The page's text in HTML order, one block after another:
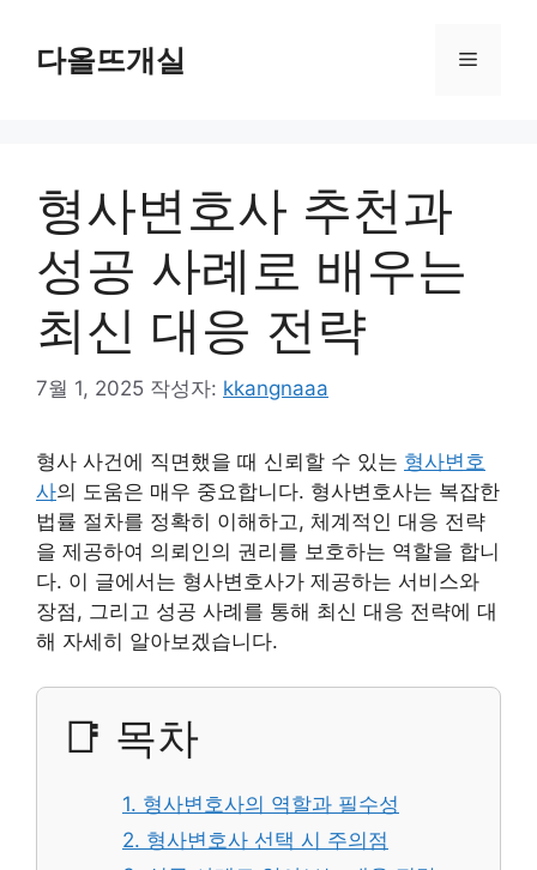
다올뜨개실 메
형사변호사 추천과
성공 사례로 배우는
최신 대응 전략
7월 1, 2025 작성자: kkangnaaa
형사 사건에 직면했을 때 신뢰할 수 있는 형사변호
사의 도움은 매우 중요합니다. 형사변호사는 복잡한
법률 절차를 정확히 이해하고, 체계적인 대응 전략
을 제공하여 의뢰인의 권리를 보호하는 역할을 합니
다. 이 글에서는 형사변호사가 제공하는 서비스와
장점, 그리고 성공 사례를 통해 최신 대응 전략에 대
해 자세히 알아보겠습니다.
📑 목차
1. 형사변호사의 역할과 필수성
2. 형사변호사 선택 시 주의점